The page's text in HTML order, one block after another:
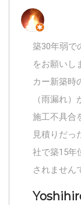
築30年弱で
をお願いし
カー新築時
（雨漏れ
施工不具合
見積りだっ
社で築15年
されません